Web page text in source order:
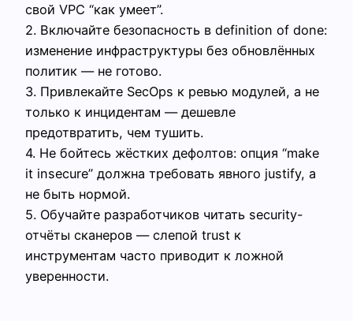
свой VPC “как умеет”.
2. Включайте безопасность в definition of done:
изменение инфраструктуры без обновлённых
политик — не готово.
3. Привлекайте SecOps к ревью модулей, а не
только к инцидентам — дешевле
предотвратить, чем тушить.
4. Не бойтесь жёстких дефолтов: опция “make
it insecure” должна требовать явного justify, а
не быть нормой.
5. Обучайте разработчиков читать security-
отчёты сканеров — слепой trust к
инструментам часто приводит к ложной
уверенности.